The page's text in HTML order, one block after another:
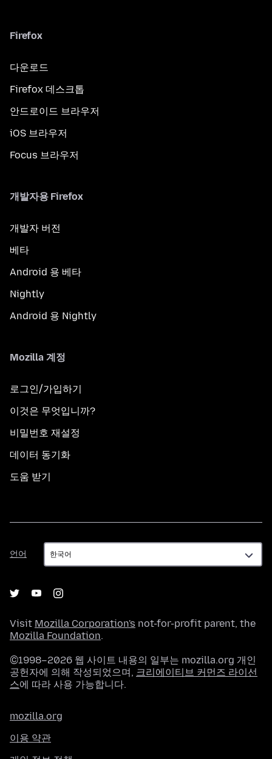
Firefox
다운로드
Firefox 데스크톱
안드로이드 브라우저
iOS 브라우저
Focus 브라우저
개발자용 Firefox
개발자 버전
베타
Android 용 베타
Nightly
Android 용 Nightly
Mozilla 계정
로그인/가입하기
이것은 무엇입니까?
비밀번호 재설정
데이터 동기화
도움 받기
언어
언
어
Visit Mozilla Corporation's not-for-profit parent, the
Mozilla Foundation.
©1998–2026 웹 사이트 내용의 일부는 mozilla.org 개인
공헌자에 의해 작성되었으며, 크리에이티브 커먼즈 라이선
스에 따라 사용 가능합니다.
mozilla.org
이용 약관